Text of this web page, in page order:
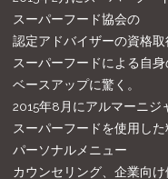
スーパーフード協会の
認定アドバイザーの資格取
スーパーフードによる自
ベースアップに驚く。
2015年8月にアルマーニジ
スーパーフードを使用し
パーソナルメニュー
カウンセリング、企業向